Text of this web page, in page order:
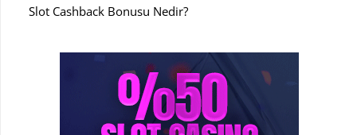
Slot Cashback Bonusu Nedir?